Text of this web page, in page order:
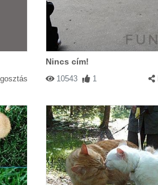
Nincs cím!
10543 1